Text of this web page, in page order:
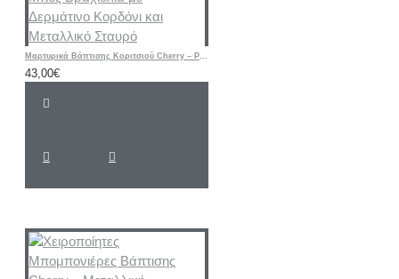
Μαρτυρικά Βάπτισης Κοριτσιού Cherry – Ροζ & Μπεζ Βραχιόλια με Δερμάτινο Κορδόνι και Μεταλλικό Σταυρό
43,00€